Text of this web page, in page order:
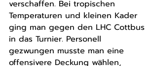
verschaffen. Bei tropischen
Temperaturen und kleinen Kader
ging man gegen den LHC Cottbus
in das Turnier. Personell
gezwungen musste man eine
offensivere Deckung wählen,